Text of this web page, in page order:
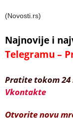
(Novosti.rs)
Najnovije i
Telegramu –
Pratite tokom 24
Vkontakte
Otvorite novu